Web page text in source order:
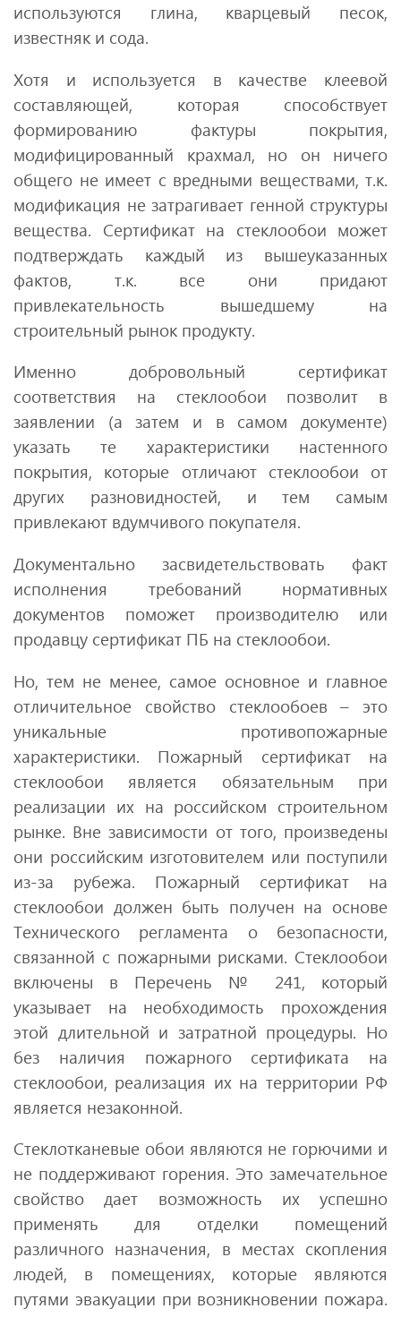
используются глина, кварцевый песок,
известняк и сода.
Хотя и используется в качестве клеевой
составляющей, которая способствует
формированию фактуры покрытия,
модифицированный крахмал, но он ничего
общего не имеет с вредными веществами, т.к.
модификация не затрагивает генной структуры
вещества. Сертификат на стеклообои может
подтверждать каждый из вышеуказанных
фактов, т.к. все они придают
привлекательность вышедшему на
строительный рынок продукту.
Именно добровольный сертификат
соответствия на стеклообои позволит в
заявлении (а затем и в самом документе)
указать те характеристики настенного
покрытия, которые отличают стеклообои от
других разновидностей, и тем самым
привлекают вдумчивого покупателя.
Документально засвидетельствовать факт
исполнения требований нормативных
документов поможет производителю или
продавцу сертификат ПБ на стеклообои.
Но, тем не менее, самое основное и главное
отличительное свойство стеклообоев – это
уникальные противопожарные
характеристики. Пожарный сертификат на
стеклообои является обязательным при
реализации их на российском строительном
рынке. Вне зависимости от того, произведены
они российским изготовителем или поступили
из-за рубежа. Пожарный сертификат на
стеклообои должен быть получен на основе
Технического регламента о безопасности,
связанной с пожарными рисками. Стеклообои
включены в Перечень № 241, который
указывает на необходимость прохождения
этой длительной и затратной процедуры. Но
без наличия пожарного сертификата на
стеклообои, реализация их на территории РФ
является незаконной.
Стеклотканевые обои являются не горючими и
не поддерживают горения. Это замечательное
свойство дает возможность их успешно
применять для отделки помещений
различного назначения, в местах скопления
людей, в помещениях, которые являются
путями эвакуации при возникновении пожара.